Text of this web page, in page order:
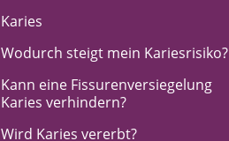
Karies
Wodurch steigt mein Kariesrisiko?
Kann eine Fissurenversiegelung
Karies verhindern?
Wird Karies vererbt?